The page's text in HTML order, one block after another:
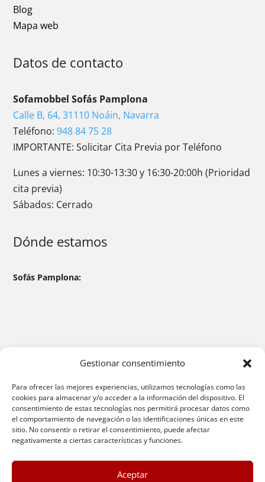
Gestionar consentimiento
Para ofrecer las mejores experiencias, utilizamos tecnologías como las
cookies para almacenar y/o acceder a la información del dispositivo. El
consentimiento de estas tecnologías nos permitirá procesar datos como
el comportamiento de navegación o las identificaciones únicas en este
sitio. No consentir o retirar el consentimiento, puede afectar
negativamente a ciertas características y funciones.
Aceptar
Blog
Mapa web
Datos de contacto
Sofamobbel Sofás Pamplona
Calle B, 64, 31110 Noáin, Navarra
Teléfono:948 84 75 28
IMPORTANTE: Solicitar Cita Previa por Teléfono
Lunes a viernes: 10:30-13:30 y 16:30-20:00h (Prioridad
cita previa)
Sábados: Cerrado
Dónde estamos
Sofás Pamplona:
© 2026 Sofas Pamplona |Aviso Legal